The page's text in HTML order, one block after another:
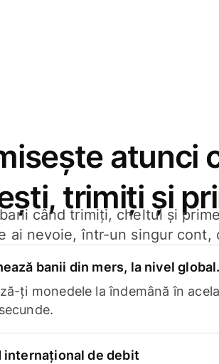
atunci
trimiți și
când trimiți, cheltui și
ai nevoie, într-un singur cont,
banii din mers, la nivel
ți monedele la îndemână în
internațional de debit